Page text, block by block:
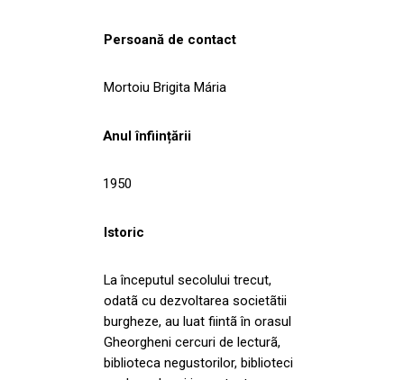
Persoană de contact
Mortoiu Brigita Mária
Anul înființării
1950
Istoric
La începutul secolului trecut,
odatã cu dezvoltarea societãtii
burgheze, au luat fiintã în orasul
Gheorgheni cercuri de lecturã,
biblioteca negustorilor, biblioteci